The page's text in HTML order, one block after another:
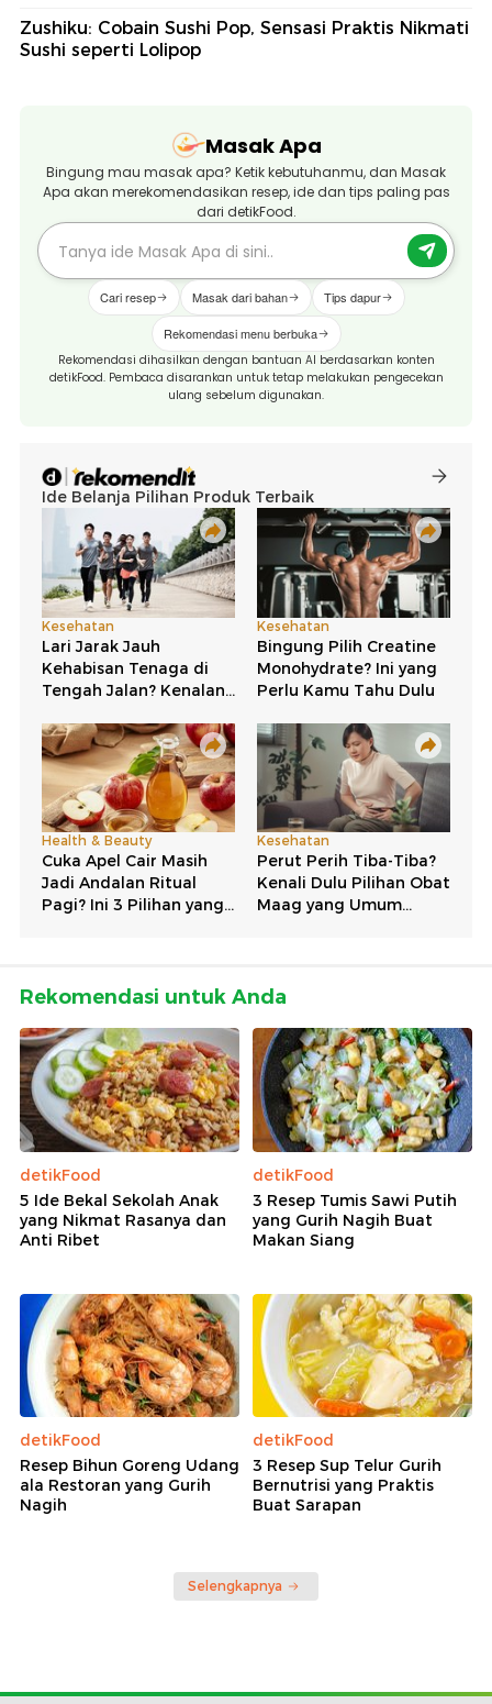
Zushiku: Cobain Sushi Pop, Sensasi Praktis Nikmati
Sushi seperti Lolipop
Masak Apa
Bingung mau masak apa? Ketik kebutuhanmu, dan Masak
Apa akan merekomendasikan resep, ide dan tips paling pas
dari detikFood.
Cari resep Masak dari bahan Tips dapur
Rekomendasi menu berbuka
Rekomendasi dihasilkan dengan bantuan AI berdasarkan konten
detikFood. Pembaca disarankan untuk tetap melakukan pengecekan
ulang sebelum digunakan.
Rekomendasi untuk Anda
detikFood
5 Ide Bekal Sekolah Anak
yang Nikmat Rasanya dan
Anti Ribet
detikFood
3 Resep Tumis Sawi Putih
yang Gurih Nagih Buat
Makan Siang
detikFood
Resep Bihun Goreng Udang
ala Restoran yang Gurih
Nagih
detikFood
3 Resep Sup Telur Gurih
Bernutrisi yang Praktis
Buat Sarapan
Selengkapnya